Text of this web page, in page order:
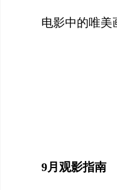
电影中的唯美
9月观影指南